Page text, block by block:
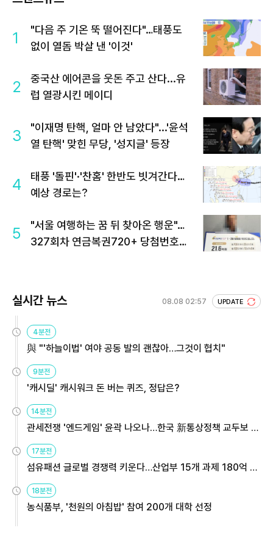
1
"다음 주 기온 뚝 떨어진다"…태풍도
없이 열돔 박살 낸 '이것'
2
중국산 에어콘을 웃돈 주고 산다...유
럽 열광시킨 메이디
3
"이재명 탄핵, 얼마 안 남았다"...'윤석
열 탄핵' 맞힌 무당, '성지글' 등장
4
태풍 '돌핀'·'찬홈' 한반도 빗겨간다…
예상 경로는?
5
"서울 여행하는 꿈 뒤 찾아온 행운"…
327회차 연금복권720+ 당첨번호조
실시간 뉴스 08.08 02:57 UPDATE
4분전
與 "'하늘이법' 여야 공동 발의 괜찮아…그것이 협치"
9분전
'캐시딜' 캐시워크 돈 버는 퀴즈, 정답은?
14분전
관세전쟁 '엔드게임' 윤곽 나오나…한국 新통상정책 교두보 활
용해야
17분전
섬유패션 글로벌 경쟁력 키운다…산업부 15개 과제 180억 지
원
18분전
농식품부, '천원의 아침밥' 참여 200개 대학 선정